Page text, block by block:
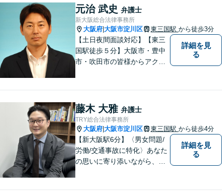
します。まずはお気軽にご相
談にいらしてください。【休
日夜間相談可】
元治 武史 弁護士
新大阪総合法律事務所
大阪府 大阪市淀川区 東三国駅 から徒歩3分
【土日夜間面談対応】【東三
国駅徒歩５分】大阪市・豊中
市・吹田市の皆様からアクセ
詳細を見
る
藤木 大雅 弁護士
TRY総合法律事務所
大阪府 大阪市淀川区 東三国駅 から徒歩4分
【新大阪駅6分】〈男女問題/
労働/交通事故に特化〉あなた
の思いに寄り添いながら、明
詳細を見
る